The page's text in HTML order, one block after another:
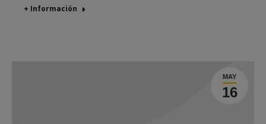
+ Información
MAY
16